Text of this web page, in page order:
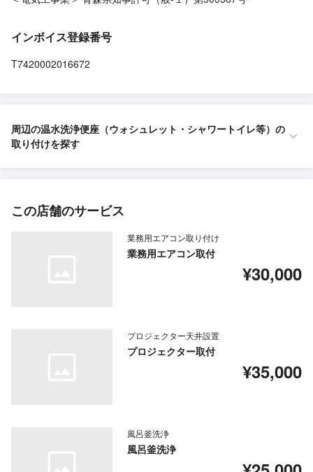
インボイス登録番号
T7420002016672
周辺の温水洗浄便座（ウォシュレット・シャワートイレ等）の
取り付けを探す
この店舗のサービス
業務用エアコン取り付け
業務用エアコン取付
¥30,000
プロジェクター天井設置
プロジェクター取付
¥35,000
風呂釜洗浄
風呂釜洗浄